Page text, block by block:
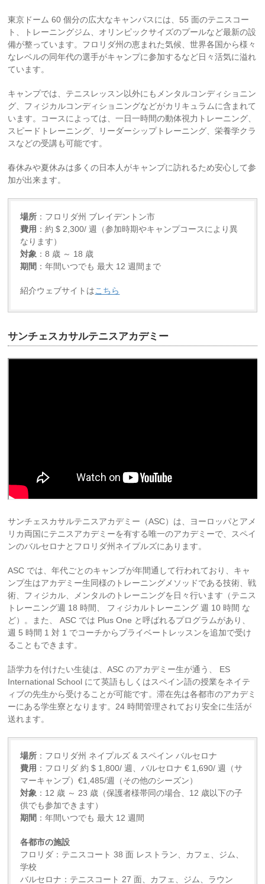
東京ドーム 60 個分の広大なキャンパスには、55 面のテニスコー
ト、トレーニングジム、オリンピックサイズのプールなど最新の設
備が整っています。フロリダ州の恵まれた気候、世界各国から様々
なレベルの同年代の選手がキャンプに参加するなど日々活気に溢れ
ています。
キャンプでは、テニスレッスン以外にもメンタルコンディショニン
グ、フィジカルコンディショニングなどがカリキュラムに含まれて
います。コースによっては、一日一時間の動体視力トレーニング、
スピードトレーニング、リーダーシップトレーニング、栄養学クラ
スなどの受講も可能です。
春休みや夏休みは多くの日本人がキャンプに訪れるため安心して参
加が出来ます。
場所 ：フロリダ州 ブレイデントン市
費用 ：約 $ 2,300/ 週（参加時期やキャンプコースにより異
なります）
対象 ：8 歳 ～ 18 歳
期間 ：年間いつでも 最大 12 週間まで
紹介ウェブサイトはこちら
サンチェスカサルテニスアカデミー
サンチェスカサルテニスアカデミー（ASC）は、ヨーロッパとアメ
リカ両国にテニスアカデミーを有する唯一のアカデミーで、スペイ
ンのバルセロナとフロリダ州ネイプルズにあります。
ASC では、年代ごとのキャンプが年間通して行われており、キャ
ンプ生はアカデミー生同様のトレーニングメソッドである技術、戦
術、フィジカル、メンタルのトレーニングを日々行います（テニス
トレーニング週 18 時間、 フィジカルトレーニング 週 10 時間 な
ど）。また、 ASC では Plus One と呼ばれるプログラムがあり、
週 5 時間 1 対 1 でコーチからプライベートレッスンを追加で受け
ることもできます。
語学力を付けたい生徒は、ASC のアカデミー生が通う、 ES
International School にて英語もしくはスペイン語の授業をネイテ
ィブの先生から受けることが可能です。滞在先は各都市のアカデミ
ーにある学生寮となります。24 時間管理されており安全に生活が
送れます。
場所 ：フロリダ州 ネイプルズ & スペイン バルセロナ
費用 ：フロリダ 約 $ 1,800/ 週、バルセロナ € 1,690/ 週（サ
マーキャンプ）€1,485/週（その他のシーズン）
対象 ：12 歳 ～ 23 歳（保護者様帯同の場合、12 歳以下の子
供でも参加できます）
期間 ：年間いつでも 最大 12 週間
各都市の施設
フロリダ：テニスコート 38 面 レストラン、カフェ、ジム、
学校
バルセロナ：テニスコート 27 面、カフェ、ジム、ラウン